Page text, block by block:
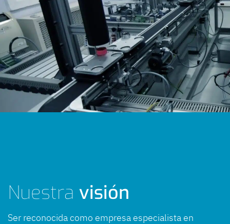
Nuestra visión
Ser reconocida como empresa especialista en